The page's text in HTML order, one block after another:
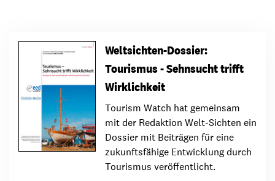
Weltsichten-Dossier:
Tourismus - Sehnsucht trifft
Wirklichkeit
Tourism Watch hat gemeinsam
mit der Redaktion Welt-Sichten ein
Dossier mit Beiträgen für eine
zukunftsfähige Entwicklung durch
Tourismus veröffentlicht.